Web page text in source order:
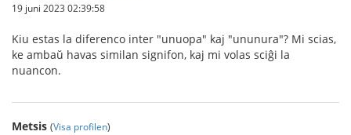
19 juni 2023 02:39:58
Kiu estas la diferenco inter "unuopa" kaj "ununura"? Mi scias,
ke ambaŭ havas similan signifon, kaj mi volas sciĝi la
nuancon.
Metsis (Visa profilen)